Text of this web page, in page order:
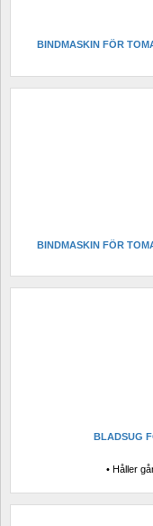
BINDMASKIN FÖR
BINDMASKIN FÖR
BLADSUG
• Håller